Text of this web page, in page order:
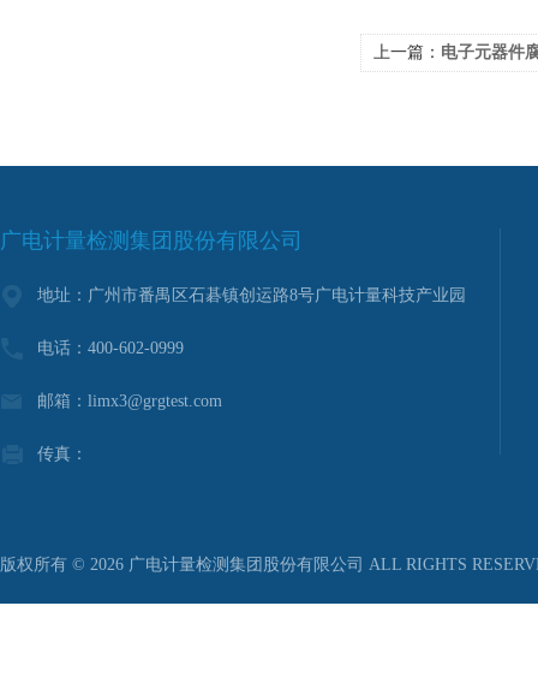
上一篇： 电子元器件腐
广电计量检测集团股份有限公司
地址：广州市番禺区石碁镇创运路8号广电计量科技产业园
电话：400-602-0999
邮箱：limx3@grgtest.com
传真：
版权所有 © 2026 广电计量检测集团股份有限公司 ALL RIGHTS